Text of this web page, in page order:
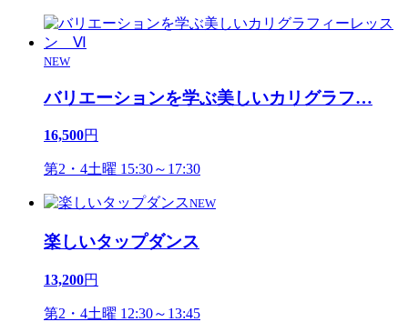
NEW
バリエーションを学ぶ美しいカリグラフ…
16,500円
第2・4土曜 15:30～17:30
NEW
楽しいタップダンス
13,200円
第2・4土曜 12:30～13:45